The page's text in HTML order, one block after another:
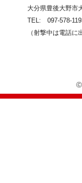
大分県豊後大野市
TEL: 097-578-
（射撃中は電話に
Ⓒ